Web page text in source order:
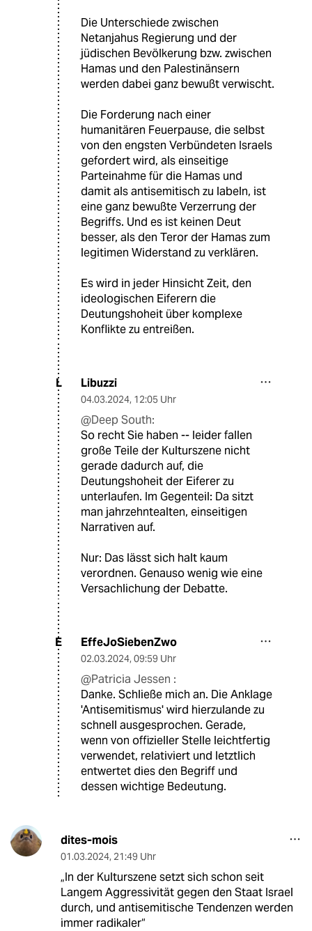
Die Unterschiede zwischen
Netanjahus Regierung und der
jüdischen Bevölkerung bzw. zwischen
Hamas und den Palestinänsern
werden dabei ganz bewußt verwischt.
Die Forderung nach einer
humanitären Feuerpause, die selbst
von den engsten Verbündeten Israels
gefordert wird, als einseitige
Parteinahme für die Hamas und
damit als antisemitisch zu labeln, ist
eine ganz bewußte Verzerrung der
Begriffs. Und es ist keinen Deut
besser, als den Teror der Hamas zum
legitimen Widerstand zu verklären.
Es wird in jeder Hinsicht Zeit, den
ideologischen Eiferern die
Deutungshoheit über komplexe
Konflikte zu entreißen.
L Libuzzi
04.03.2024, 12:05 Uhr
@Deep South:
So recht Sie haben -- leider fallen
große Teile der Kulturszene nicht
gerade dadurch auf, die
Deutungshoheit der Eiferer zu
unterlaufen. Im Gegenteil: Da sitzt
man jahrzehntealten, einseitigen
Narrativen auf.
Nur: Das lässt sich halt kaum
verordnen. Genauso wenig wie eine
Versachlichung der Debatte.
E EffeJoSiebenZwo
02.03.2024, 09:59 Uhr
@Patricia Jessen :
Danke. Schließe mich an. Die Anklage
'Antisemitismus' wird hierzulande zu
schnell ausgesprochen. Gerade,
wenn von offizieller Stelle leichtfertig
verwendet, relativiert und letztlich
entwertet dies den Begriff und
dessen wichtige Bedeutung.
dites-mois
01.03.2024, 21:49 Uhr
„In der Kulturszene setzt sich schon seit
Langem Aggressivität gegen den Staat Israel
durch, und antisemitische Tendenzen werden
immer radikaler“